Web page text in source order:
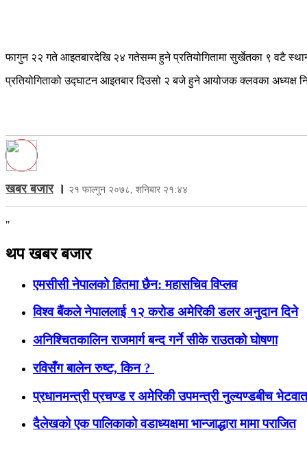
फागुन २२ गते आइतबारदेखि २४ गतेसम्म हुने प्रतियोगितामा सुर्खेतका ९ वटै
प्रतियोगिताको उद्घाटन आइतबार दिउसो २ बजे हुने आयोजक क्लवका अध्यक्ष
खबर बजार। २१ फाल्गुन २०७८, शनिबार २१:४४
"
थप खबर बजार
एमसीसी नेपालको हितमा छैन: महासचिव विप्लव
विश्व बैंकले नेपाललाई १२ करोड अमेरिकी डलर अनुदान दिने
अनिश्चितकालिन राजमार्ग बन्द गर्ने सीके राउतको घोषणा
रविसँग बालेन रुष्ट, किन ?
प्रधानमन्त्री प्रचण्ड र अमेरिकी उपमन्त्री नुल्यण्डबीच
दैलेखको एक पालिकाको वडाध्यक्षमा भान्जाद्धारा मामा पराजित